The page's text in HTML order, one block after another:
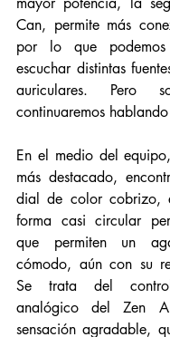
Can, permite más
por lo que
escuchar distintas
auriculares. Pero
continuaremos
En el medio del
más destacado,
dial de color cobrizo,
forma casi circular
que permiten un
cómodo, aún con su
Se trata del
analógico del Zen
sensación agradable,